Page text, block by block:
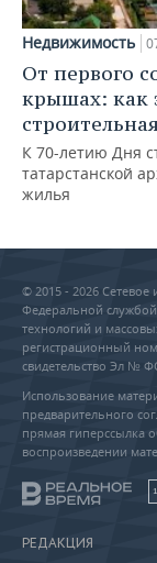
Недвижимость
От первого
крышах: как
К 70-летию Дня
татарстанской
жилья
© 2015 - 2026 Сетевое
Федеральной
технологий и
регистрационный
свидетельство Эл №
Использование
предварительного
прямая гиперссылка
воспроизведении
РЕДАКЦИЯ